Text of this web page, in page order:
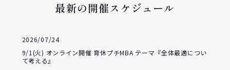
最新の開催スケジュール
2026/07/24
9/1(火) オンライン開催 育休プチMBA テーマ『全体最適につい
て考える』